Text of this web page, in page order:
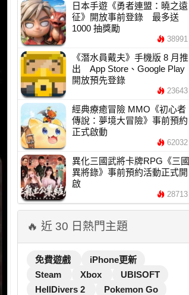
日本手遊《勇者連盟：曉之遠
征》開放事前登錄 最多送
1000 抽獎勵
38991
《潛水員戴夫》手機版 8 月推
出 App Store、Google Play
開放預先登錄
23643
經典療癒冒險 MMO《初心者
傳說：夢境大冒險》事前預約
正式啟動
62032
異化三國武將卡牌RPG《三國
異將錄》事前預約活動正式開
啟
28713
🔥 近 30 日熱門主題
免費遊戲
iPhone更新
Steam
Xbox
UBISOFT
HellDivers 2
Pokemon Go